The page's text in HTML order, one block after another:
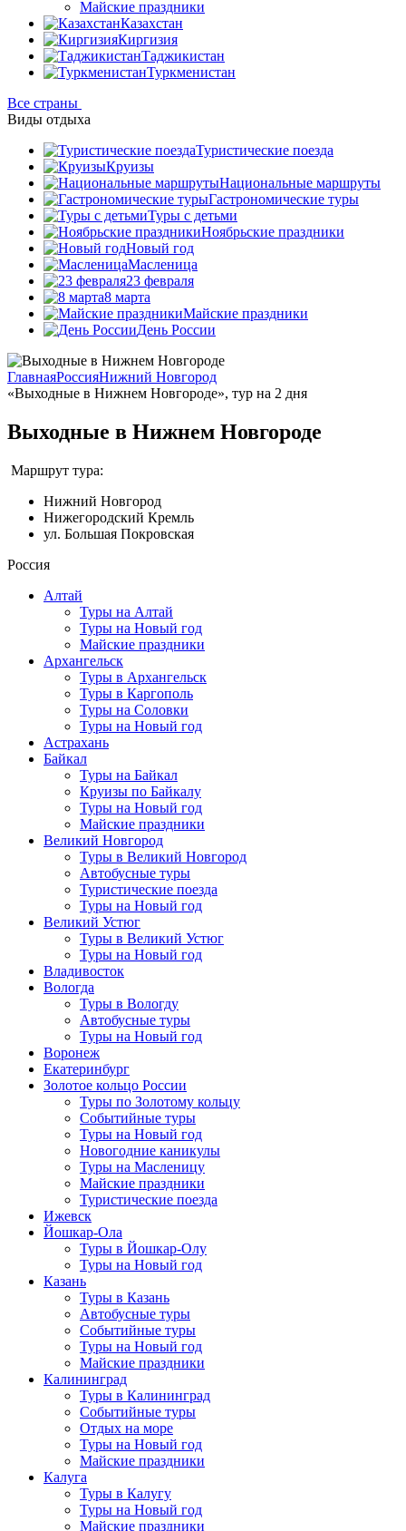
Майские праздники
Казахстан
Киргизия
Таджикистан
Туркменистан
Все страны
Виды отдыха
Туристические поезда
Круизы
Национальные маршруты
Гастрономические туры
Туры с детьми
Ноябрьские праздники
Новый год
Масленица
23 февраля
8 марта
Майские праздники
День России
ГлавнаяРоссияНижний Новгород
«Выходные в Нижнем Новгороде», тур на 2 дня
Выходные в Нижнем Новгороде
Маршрут тура:
Нижний Новгород
Нижегородский Кремль
ул. Большая Покровская
Россия
Алтай
Туры на Алтай
Туры на Новый год
Майские праздники
Архангельск
Туры в Архангельск
Туры в Каргополь
Туры на Соловки
Туры на Новый год
Астрахань
Байкал
Туры на Байкал
Круизы по Байкалу
Туры на Новый год
Майские праздники
Великий Новгород
Туры в Великий Новгород
Автобусные туры
Туристические поезда
Туры на Новый год
Великий Устюг
Туры в Великий Устюг
Туры на Новый год
Владивосток
Вологда
Туры в Вологду
Автобусные туры
Туры на Новый год
Воронеж
Екатеринбург
Золотое кольцо России
Туры по Золотому кольцу
Событийные туры
Туры на Новый год
Новогодние каникулы
Туры на Масленицу
Майские праздники
Туристические поезда
Ижевск
Йошкар-Ола
Туры в Йошкар-Олу
Туры на Новый год
Казань
Туры в Казань
Автобусные туры
Событийные туры
Туры на Новый год
Майские праздники
Калининград
Туры в Калининград
Событийные туры
Отдых на море
Туры на Новый год
Майские праздники
Калуга
Туры в Калугу
Туры на Новый год
Майские праздники